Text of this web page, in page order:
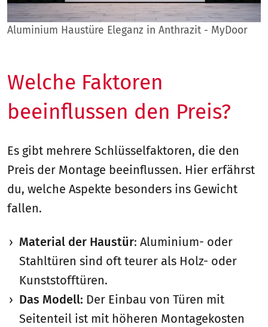
Aluminium Haustüre Eleganz in Anthrazit - MyDoor
Welche Faktoren
beeinflussen den Preis?
Es gibt mehrere Schlüsselfaktoren, die den
Preis der Montage beeinflussen. Hier erfährst
du, welche Aspekte besonders ins Gewicht
fallen.
Material der Haustür: Aluminium- oder
Stahltüren sind oft teurer als Holz- oder
Kunststofftüren.
Das Modell: Der Einbau von Türen mit
Seitenteil ist mit höheren Montagekosten